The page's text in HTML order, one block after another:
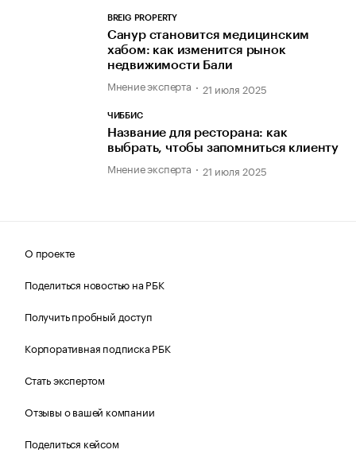
BREIG PROPERTY
Санур становится медицинским
хабом: как изменится рынок
недвижимости Бали
Мнение эксперта 21 июля 2025
ЧИББИС
Название для ресторана: как
выбрать, чтобы запомниться клиенту
Мнение эксперта 21 июля 2025
О проекте
Поделиться новостью на РБК
Получить пробный доступ
Корпоративная подписка РБК
Стать экспертом
Отзывы о вашей компании
Поделиться кейсом